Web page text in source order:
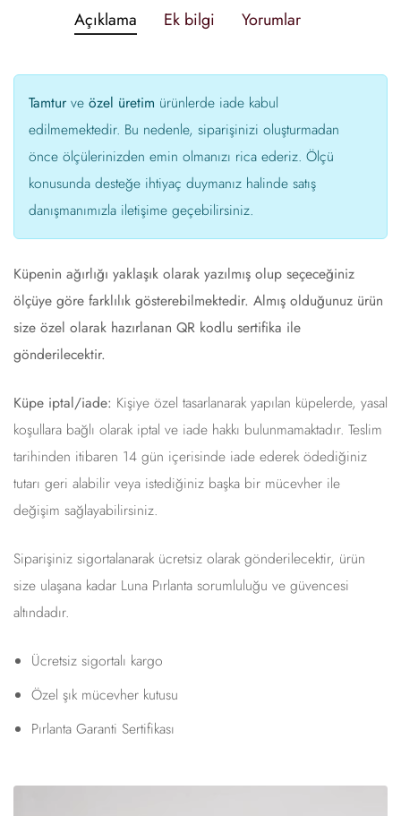
Açıklama Ek bilgi Yorumlar
Tamtur ve özel üretim ürünlerde iade kabul
edilmemektedir. Bu nedenle, siparişinizi oluşturmadan
önce ölçülerinizden emin olmanızı rica ederiz. Ölçü
konusunda desteğe ihtiyaç duymanız halinde satış
danışmanımızla iletişime geçebilirsiniz.
Küpenin ağırlığı yaklaşık olarak yazılmış olup seçeceğiniz
ölçüye göre farklılık gösterebilmektedir. Almış olduğunuz ürün
size özel olarak hazırlanan QR kodlu sertifika ile
gönderilecektir.
Küpe iptal/iade: Kişiye özel tasarlanarak yapılan küpelerde, yasal
koşullara bağlı olarak iptal ve iade hakkı bulunmamaktadır. Teslim
tarihinden itibaren 14 gün içerisinde iade ederek ödediğiniz
tutarı geri alabilir veya istediğiniz başka bir mücevher ile
değişim sağlayabilirsiniz.
Siparişiniz sigortalanarak ücretsiz olarak gönderilecektir, ürün
size ulaşana kadar Luna Pırlanta sorumluluğu ve güvencesi
altındadır.
Ücretsiz sigortalı kargo
Özel şık mücevher kutusu
Pırlanta Garanti Sertifikası